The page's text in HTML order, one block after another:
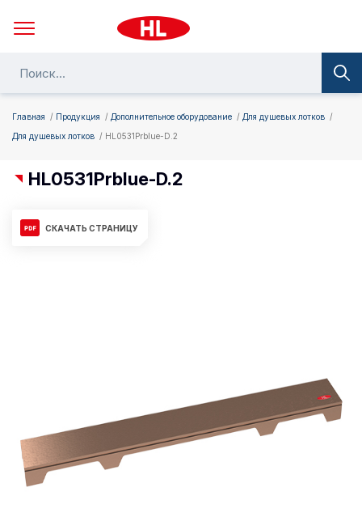
Главная Продукция Дополнительное оборудование
Для душевых лотков
Для душевых лотков
HL0531Prblue-D.2
HL0531Prblue-D.2
СКАЧАТЬ СТРАНИЦУ